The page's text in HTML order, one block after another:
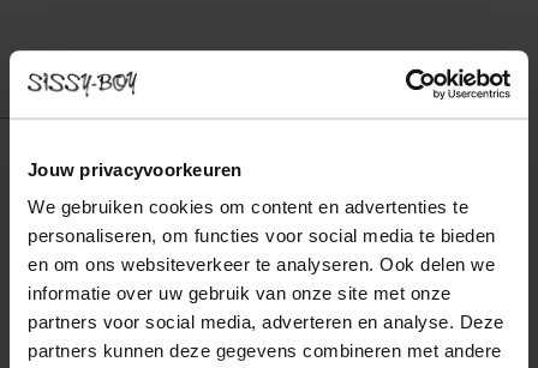
Jouw privacyvoorkeuren
We gebruiken cookies om content en advertenties te
personaliseren, om functies voor social media te bieden
en om ons websiteverkeer te analyseren. Ook delen we
informatie over uw gebruik van onze site met onze
partners voor social media, adverteren en analyse. Deze
partners kunnen deze gegevens combineren met andere
51.96 / 4 st.
Gekozen maat: Onesize
Binnen 30 minuten via e-mail
IN WINKELMAND